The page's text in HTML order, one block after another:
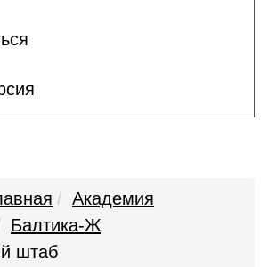
Академия
Балтика-Ж
штаб